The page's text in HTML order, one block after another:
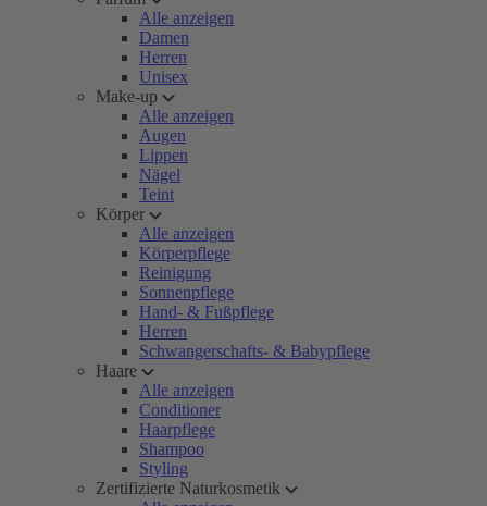
Alle anzeigen
Damen
Herren
Unisex
Make-up
Alle anzeigen
Augen
Lippen
Nägel
Teint
Körper
Alle anzeigen
Körperpflege
Reinigung
Sonnenpflege
Hand- & Fußpflege
Herren
Schwangerschafts- & Babypflege
Haare
Alle anzeigen
Conditioner
Haarpflege
Shampoo
Styling
Zertifizierte Naturkosmetik